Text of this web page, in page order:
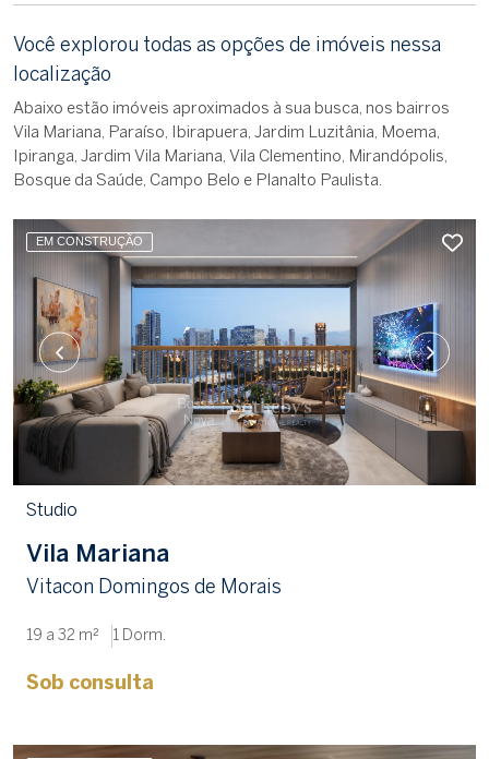
Você explorou todas as opções de imóveis nessa
localização
Abaixo estão imóveis aproximados à sua busca, nos bairros
Vila Mariana, Paraíso, Ibirapuera, Jardim Luzitânia, Moema,
Ipiranga, Jardim Vila Mariana, Vila Clementino, Mirandópolis,
Bosque da Saúde, Campo Belo e Planalto Paulista.
EM CONSTRUÇÃO
Studio
Vila Mariana
Vitacon Domingos de Morais
19 a 32 m² 1 Dorm.
Sob consulta